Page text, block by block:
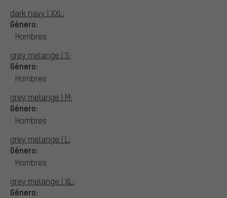
dark navy | XXL:
Género:
Hombres
grey melange | S:
Género:
Hombres
grey melange | M:
Género:
Hombres
grey melange | L:
Género:
Hombres
grey melange | XL:
Género: